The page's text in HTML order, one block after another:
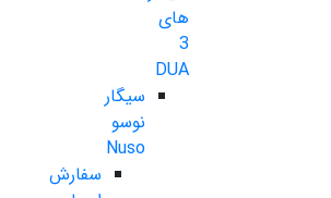
های
3
DUA
سیگار
نوسو
Nuso
سفارش